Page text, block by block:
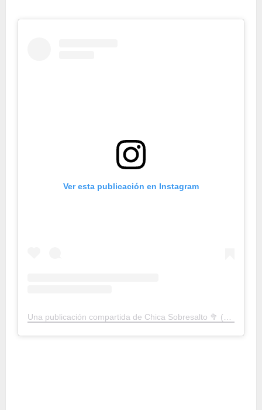
Ver esta publicación en Instagram